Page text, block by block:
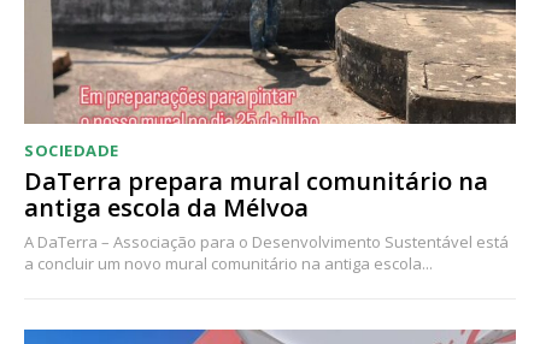
SOCIEDADE
DaTerra prepara mural comunitário na
antiga escola da Mélvoa
A DaTerra – Associação para o Desenvolvimento Sustentável está
a concluir um novo mural comunitário na antiga escola...